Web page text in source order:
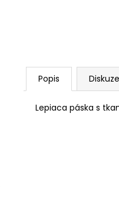
Popis Diskuze
Lepiaca páska s